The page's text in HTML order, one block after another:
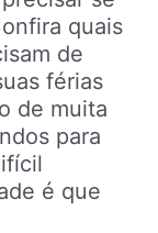
quais
de
férias
de muita
para
é que